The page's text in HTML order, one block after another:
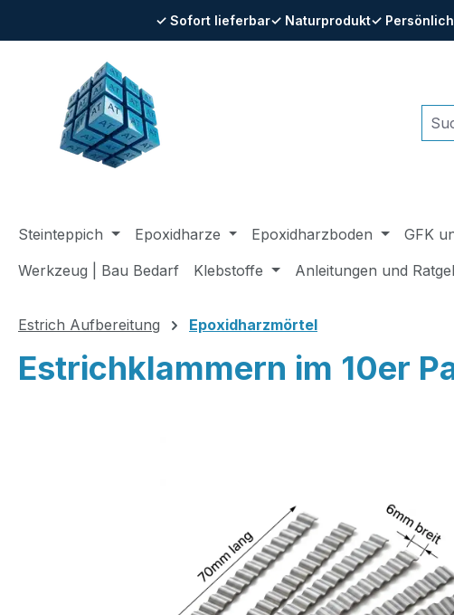
✓ Sofort lieferbar✓ Naturprodukt✓
Hauptinhalt springen
Zur Suche springen
Zur Hauptnavigation springen
Steinteppich Epoxidharze Epoxidharzboden GFK
Werkzeug | Bau Bedarf
Klebstoffe Anleitungen und
Estrich Aufbereitung Epoxidharzmörtel
Estrichklammern im 10er